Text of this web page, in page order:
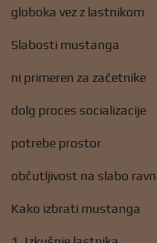
globoka vez z lastnikom
Slabosti mustanga
ni primeren za začetnike
dolg proces socializacije
potrebe prostor
občutljivost na slabo
Kako izbrati mustanga